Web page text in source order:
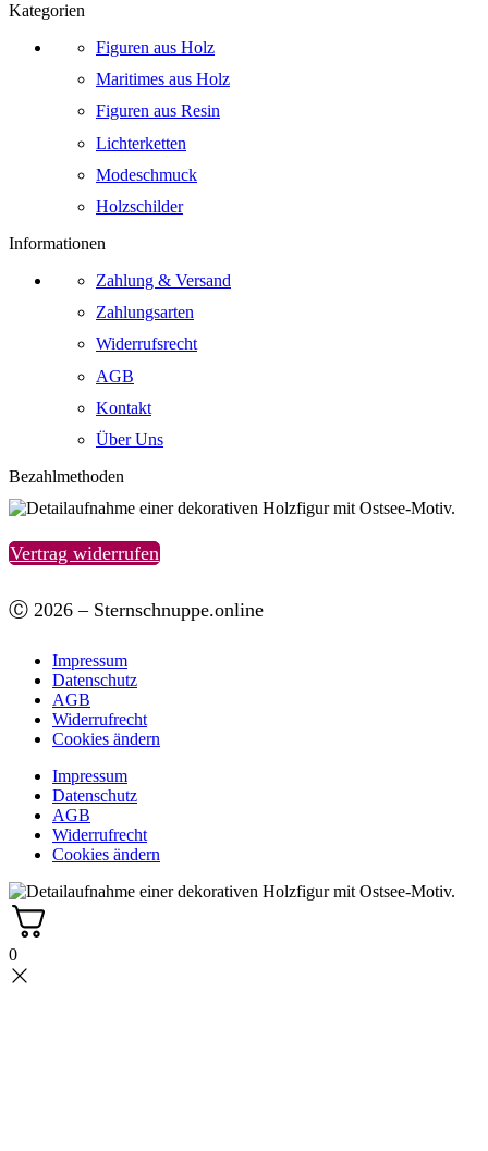
Kategorien
Figuren aus Holz
Maritimes aus Holz
Figuren aus Resin
Lichterketten
Modeschmuck
Holzschilder
Informationen
Zahlung & Versand
Zahlungsarten
Widerrufsrecht
AGB
Kontakt
Über Uns
Bezahlmethoden
Vertrag widerrufen
Ⓒ 2026 – Sternschnuppe.online
Impressum
Datenschutz
AGB
Widerrufrecht
Cookies ändern
Impressum
Datenschutz
AGB
Widerrufrecht
Cookies ändern
0